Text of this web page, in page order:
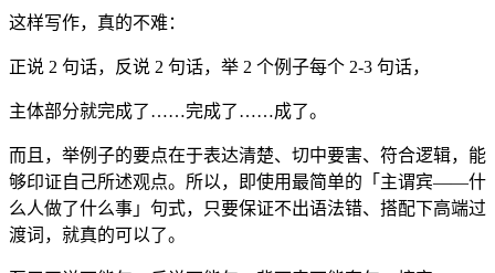
这样写作，真的不难：
正说 2 句话，反说 2 句话，举 2 个例子每个 2-3 句话，
主体部分就完成了……完成了……成了。
而且，举例子的要点在于表达清楚、切中要害、符合逻辑，能
够印证自己所述观点。所以，即使用最简单的「主谓宾——什
么人做了什么事」句式，只要保证不出语法错、搭配下高端过
渡词，就真的可以了。